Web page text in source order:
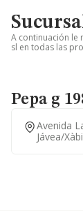
A continuación le
sl en todas las
Pepa g
Avenida
Jávea/